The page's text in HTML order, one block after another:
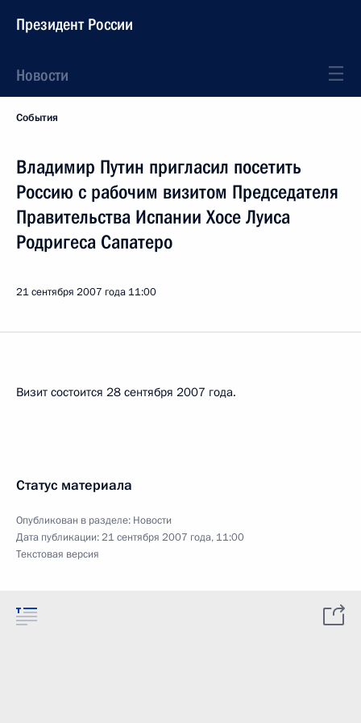
Президент России
Новости
События
Владимир Путин пригласил посетить
Россию с рабочим визитом Председателя
Правительства Испании Хосе Луиса
Родригеса Сапатеро
21 сентября 2007 года 11:00
Визит состоится 28 сентября 2007 года.
Статус материала
Опубликован в разделе: Новости
Дата публикации:21 сентября 2007 года, 11:00
Текстовая версия